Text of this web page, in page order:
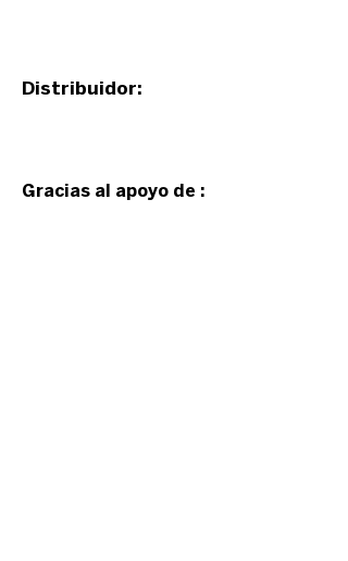
Distribuidor:
Gracias al apoyo de :